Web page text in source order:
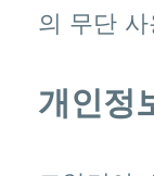
의 무단
개인정